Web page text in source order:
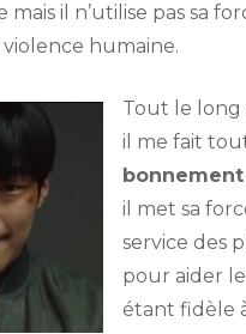
mais il n’utilise pas sa
humaine.
Tout le long
il me fait
il met sa
service des
pour aider
étant fidèle